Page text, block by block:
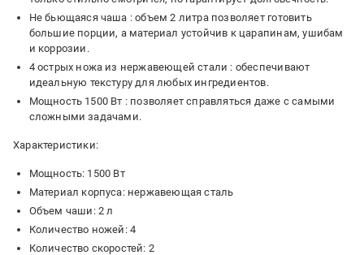
Не бьющаяся чаша : объем 2 литра позволяет готовить
большие порции, а материал устойчив к царапинам, ушибам
и коррозии.
4 острых ножа из нержавеющей стали : обеспечивают
идеальную текстуру для любых ингредиентов.
Мощность 1500 Вт : позволяет справляться даже с самыми
сложными задачами.
Характеристики:
Мощность: 1500 Вт
Материал корпуса: нержавеющая сталь
Объем чаши: 2 л
Количество ножей: 4
Количество скоростей: 2